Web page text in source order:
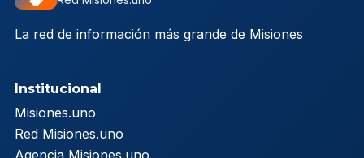
La red de información más grande de Misiones
Institucional
Misiones.uno
Red Misiones.uno